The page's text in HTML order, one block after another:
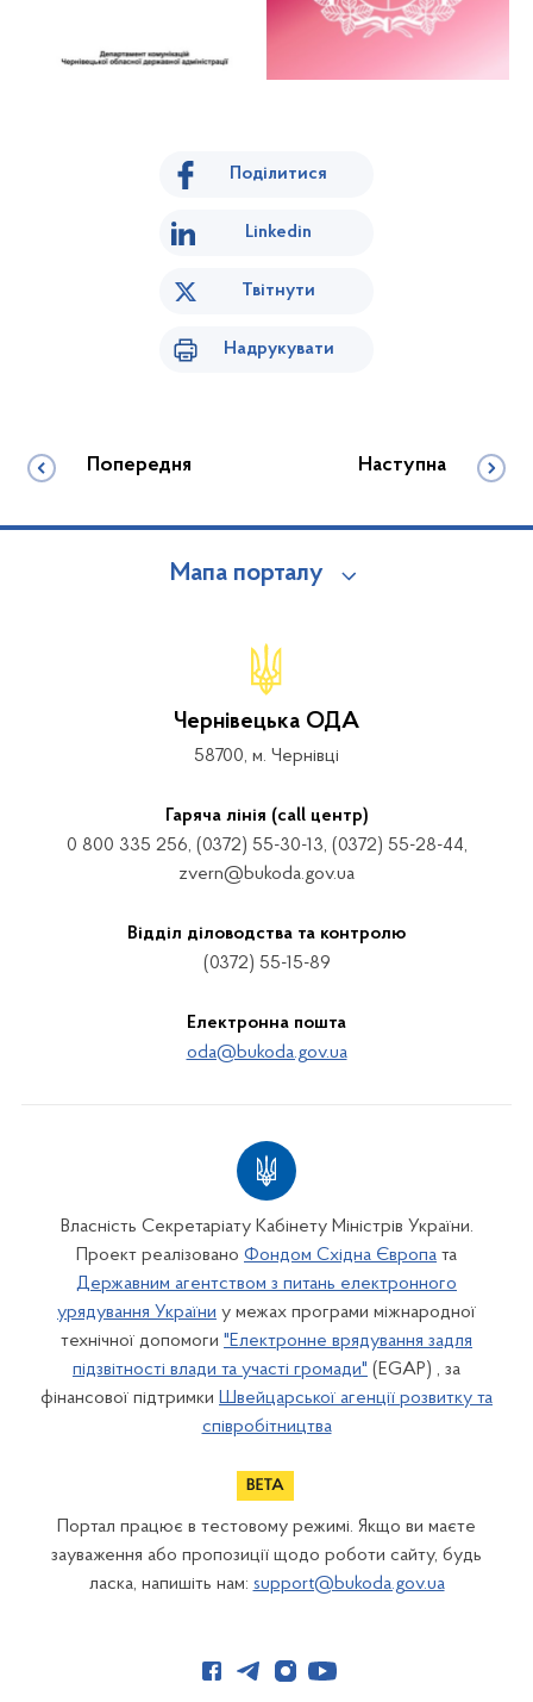
Поділитися
Linkedin
Твітнути
Надрукувати
Попередня Наступна
Мапа порталу
Чернівецька ОДА
58700, м. Чернівці
Гаряча лінія (call центр)
0 800 335 256, (0372) 55-30-13, (0372) 55-28-44,
zvern@bukoda.gov.ua
Відділ діловодства та контролю
(0372) 55-15-89
Електронна пошта
oda@bukoda.gov.ua
Власність Секретаріату Кабінету Міністрів України.
Проект реалізовано Фондом Східна Європа та
Державним агентством з питань електронного
урядування України у межах програми міжнародної
технічної допомоги "Електронне врядування задля
підзвітності влади та участі громади" (EGAP) , за
фінансової підтримки Швейцарської агенції розвитку та
співробітництва
Портал працює в тестовому режимі. Якщо ви маєте
зауваження або пропозиції щодо роботи сайту, будь
ласка, напишіть нам: support@bukoda.gov.ua